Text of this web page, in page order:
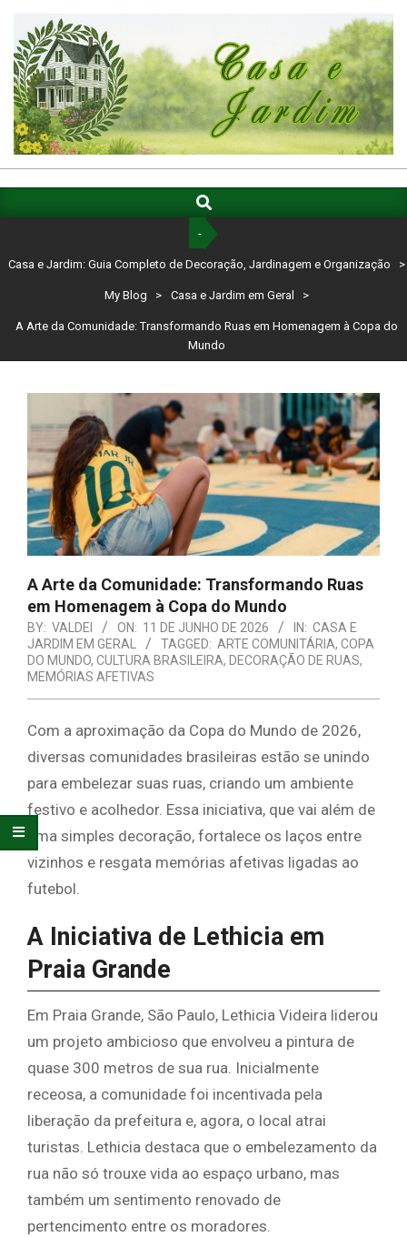
content
CASA
E
GUIA
COMPLETO
DE
DECORAÇÃO,
JARDINAGEM
E
ORGANIZAÇÃO
Navigation
Search
-
Casa e Jardim: Guia Completo de Decoração, Jardinagem e Organização >
My Blog > Casa e Jardim em Geral >
A Arte da Comunidade: Transformando Ruas em Homenagem à Copa do
Mundo
A Arte da Comunidade: Transformando Ruas
em Homenagem à Copa do Mundo
BY: VALDEI ON: 11 DE JUNHO DE 2026 IN: CASA E
JARDIM EM GERAL
TAGGED: ARTE COMUNITÁRIA, COPA
DO MUNDO, CULTURA BRASILEIRA, DECORAÇÃO DE RUAS,
MEMÓRIAS AFETIVAS
Com a aproximação da Copa do Mundo de 2026,
diversas comunidades brasileiras estão se unindo
para embelezar suas ruas, criando um ambiente
festivo e acolhedor. Essa iniciativa, que vai além de
uma simples decoração, fortalece os laços entre
vizinhos e resgata memórias afetivas ligadas ao
futebol.
A Iniciativa de Lethicia em
Praia Grande
Em Praia Grande, São Paulo, Lethicia Videira liderou
um projeto ambicioso que envolveu a pintura de
quase 300 metros de sua rua. Inicialmente
receosa, a comunidade foi incentivada pela
liberação da prefeitura e, agora, o local atrai
turistas. Lethicia destaca que o embelezamento da
rua não só trouxe vida ao espaço urbano, mas
também um sentimento renovado de
pertencimento entre os moradores.